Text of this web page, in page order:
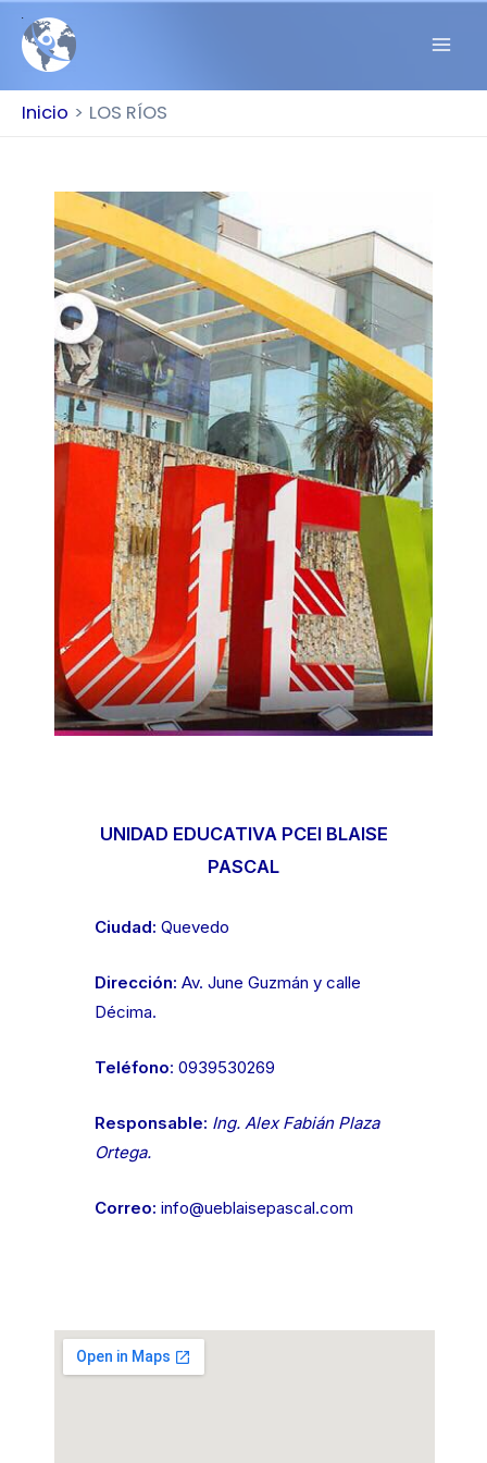
Inicio LOS RÍOS
UNIDAD EDUCATIVA PCEI BLAISE
PASCAL
Ciudad: Quevedo
Dirección: Av. June Guzmán y calle
Décima.
Teléfono: 0939530269
Responsable: Ing. Alex Fabián Plaza
Ortega.
Correo: info@ueblaisepascal.com